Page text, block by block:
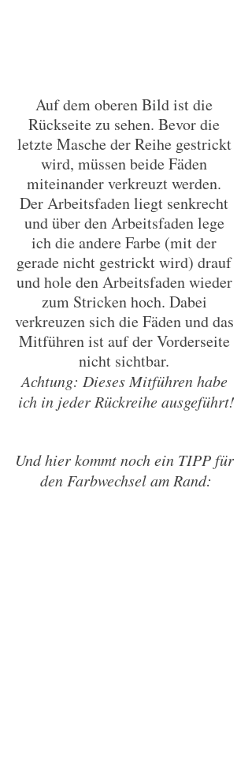
Auf dem oberen Bild ist die
Rückseite zu sehen. Bevor die
letzte Masche der Reihe gestrickt
wird, müssen beide Fäden
miteinander verkreuzt werden.
Der Arbeitsfaden liegt senkrecht
und über den Arbeitsfaden lege
ich die andere Farbe (mit der
gerade nicht gestrickt wird) drauf
und hole den Arbeitsfaden wieder
zum Stricken hoch. Dabei
verkreuzen sich die Fäden und das
Mitführen ist auf der Vorderseite
nicht sichtbar.
Achtung: Dieses Mitführen habe
ich in jeder Rückreihe ausgeführt!
Und hier kommt noch ein TIPP für
den Farbwechsel am Rand: